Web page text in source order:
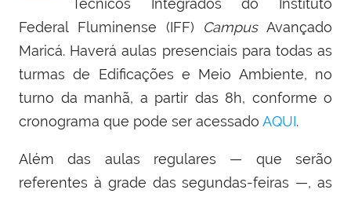
Técnicos Integrados do Instituto
Federal Fluminense (IFF) CampusAvançado
Maricá. Haverá aulas presenciais para todas as
turmas de Edificações e Meio Ambiente, no
turno da manhã, a partir das 8h, conforme o
cronograma que pode ser acessado AQUI.
Além das aulas regulares — que serão
referentes à grade das segundas-feiras —, as